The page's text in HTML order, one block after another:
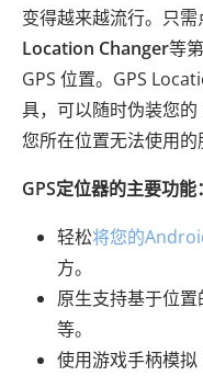
变得越来越流行。只
Location Changer等
GPS 位置。GPS
具，可以随时伪装您
您所在位置无法使用的
GPS定位器的主要功能：
轻松将您的
方。
原生支持基于位
等。
使用游戏手柄模拟